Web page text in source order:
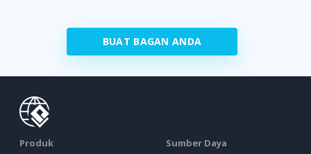
BUAT BAGAN ANDA
Produk Sumber Daya